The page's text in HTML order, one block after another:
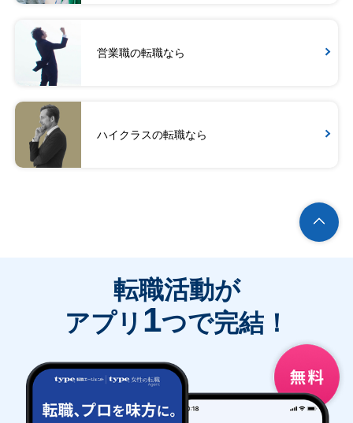
営業職の転職なら
ハイクラスの転職なら
転職活動が
アプリ 1つで完結！